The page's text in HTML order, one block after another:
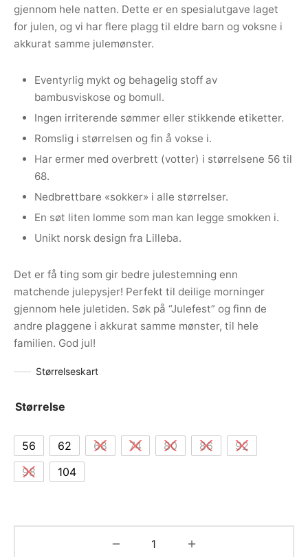
gjennom hele natten. Dette er en spesialutgave laget
for julen, og vi har flere plagg til eldre barn og voksne i
akkurat samme julemønster.
Eventyrlig mykt og behagelig stoff av
bambusviskose og bomull.
Ingen irriterende sømmer eller stikkende etiketter.
Romslig i størrelsen og fin å vokse i.
Har ermer med overbrett (votter) i størrelsene 56 til
68.
Nedbrettbare «sokker» i alle størrelser.
En søt liten lomme som man kan legge smokken i.
Unikt norsk design fra Lilleba.
Det er få ting som gir bedre julestemning enn
matchende julepysjer! Perfekt til deilige morninger
gjennom hele juletiden. Søk på “Julefest” og finn de
andre plaggene i akkurat samme mønster, til hele
familien. God jul!
Størrelseskart
Størrelse
56 62 68 74 80 86
92
98
104